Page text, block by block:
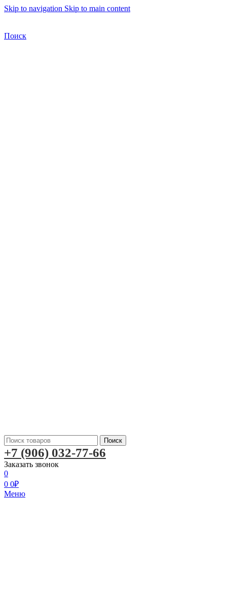
Skip to navigation Skip to main content
Поиск
Поиск
+7 (906) 032-77-66
Заказать звонок
0
0 0₽
Меню